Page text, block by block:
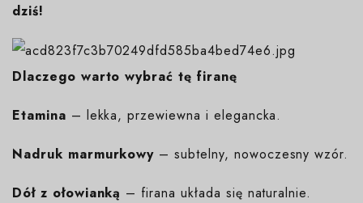
dziś!
Dlaczego warto wybrać tę firanę
Etamina – lekka, przewiewna i elegancka.
Nadruk marmurkowy – subtelny, nowoczesny wzór.
Dół z ołowianką – firana układa się naturalnie.